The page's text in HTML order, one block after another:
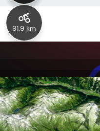
91.9 km